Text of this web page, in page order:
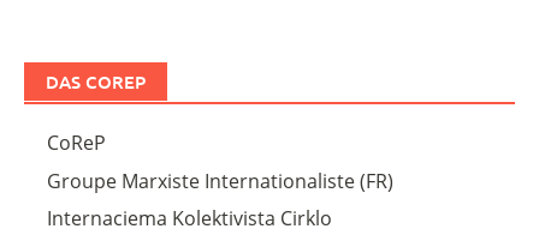
DAS COREP
CoReP
Groupe Marxiste Internationaliste (FR)
Internaciema Kolektivista Cirklo